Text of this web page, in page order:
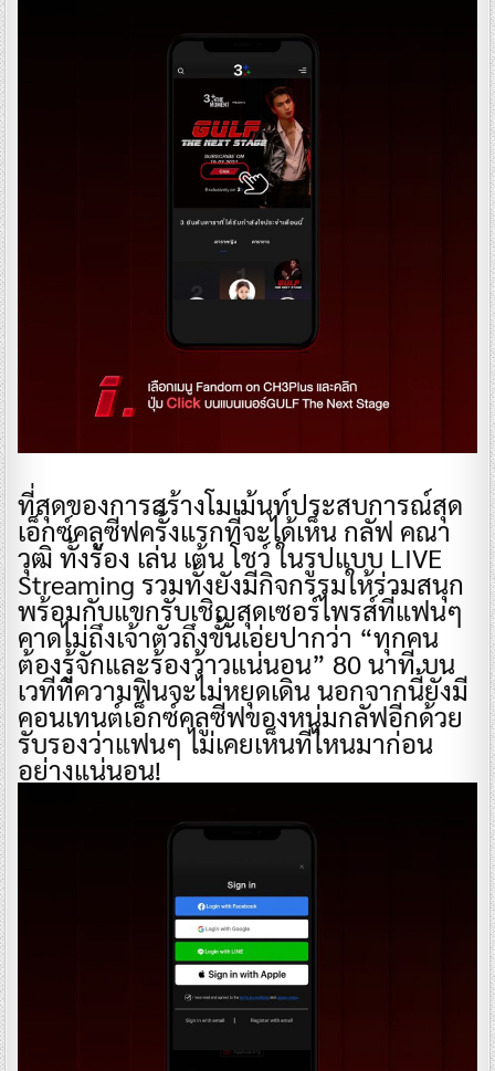
​ที่สุดของการสร้างโมเม้นท์ประสบการณ์สุด
เอ็กซ์คลูซีฟครั้งแรกที่จะได้เห็น กลัฟ คณา
วุฒิ ทั้งร้อง เล่น เต้น โชว์ ในรูปแบบ LIVE
Streaming รวมทั้งยังมีกิจกรรมให้ร่วมสนุก
พร้อมกับแขกรับเชิญสุดเซอร์ไพรส์ที่แฟนๆ
คาดไม่ถึงเจ้าตัวถึงขั้นเอ่ยปากว่า “ทุกคน
ต้องรู้จักและร้องว้าวแน่นอน” 80 นาที บน
เวทีที่ความฟินจะไม่หยุดเดิน นอกจากนี้ยังมี
คอนเทนต์เอ็กซ์คลูซีฟของหนุ่มกลัฟอีกด้วย
รับรองว่าแฟนๆ ไม่เคยเห็นที่ไหนมาก่อน
อย่างแน่นอน!